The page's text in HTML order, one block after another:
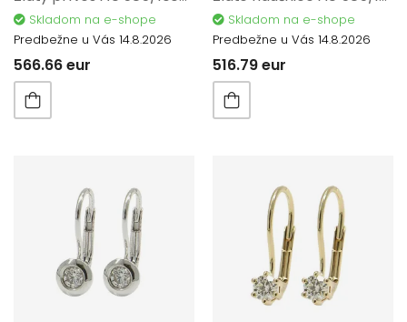
Skladom na e-shope
Predbežne u Vás 14.8.2026
566.66 eur
Skladom na e-shope
Predbežne u Vás 14.8.2026
516.79 eur